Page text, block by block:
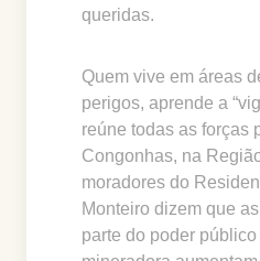
queridas.
Quem vive em áreas
perigos, aprende a
reúne todas as forças
Congonhas, na
moradores do
Monteiro dizem que
parte do poder